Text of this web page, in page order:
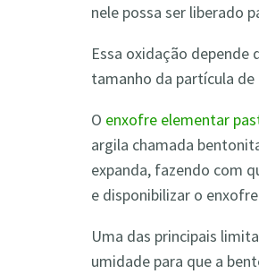
nele possa ser liberado
Essa oxidação
tamanho da partícula de
O enxofre elementar
argila chamada
expanda, fazendo com
e disponibilizar o
Uma das principais
umidade para que a